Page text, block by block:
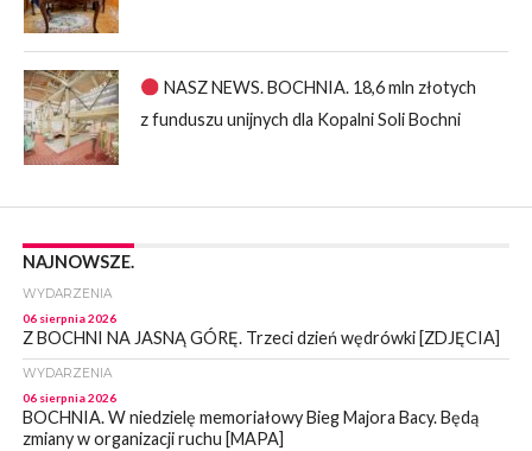
NASZ NEWS. BOCHNIA. 18,6 mln złotych
z funduszu unijnych dla Kopalni Soli Bochni
NAJNOWSZE.
WYDARZENIA
06 sierpnia 2026
Z BOCHNI NA JASNĄ GÓRĘ. Trzeci dzień wędrówki [ZDJĘCIA]
WYDARZENIA
06 sierpnia 2026
BOCHNIA. W niedzielę memoriałowy Bieg Majora Bacy. Będą
zmiany w organizacji ruchu [MAPA]